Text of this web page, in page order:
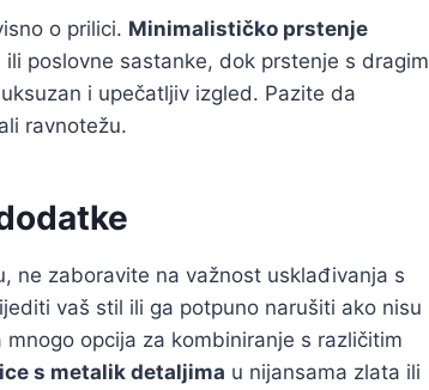
o prilici. Minimalističko prstenje
poslovne sastanke, dok prstenje s dragim
i upečatljiv izgled. Pazite da
ravnotežu.
ne zaboravite na važnost usklađivanja s
vaš stil ili ga potpuno narušiti ako nisu
opcija za kombiniranje s različitim
s metalik detaljima u nijansama zlata ili